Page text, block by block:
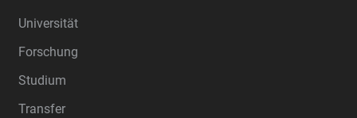
Universität
Forschung
Studium
Transfer